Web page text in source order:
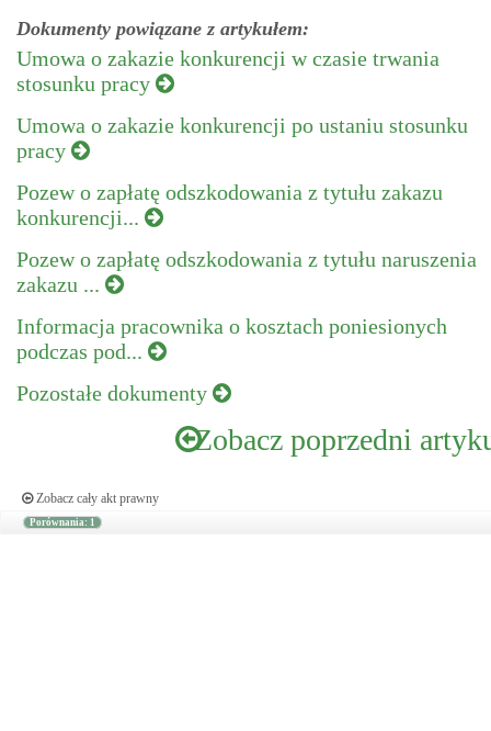
Dokumenty powiązane z artykułem:
Umowa o zakazie konkurencji w czasie trwania
stosunku pracy
Umowa o zakazie konkurencji po ustaniu stosunku
pracy
Pozew o zapłatę odszkodowania z tytułu zakazu
konkurencji...
Pozew o zapłatę odszkodowania z tytułu naruszenia
zakazu ...
Informacja pracownika o kosztach poniesionych
podczas pod...
Pozostałe dokumenty
Zobacz poprzedni
Zobacz cały akt prawny
Porównania: 1